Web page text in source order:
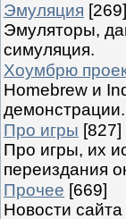
Эмуляция [269]
Эмуляторы,
симуляция.
Хоумбрю
Homebrew и
демонстрации.
Про игры [827]
Про игры, их
переиздания
Прочее [669]
Новости